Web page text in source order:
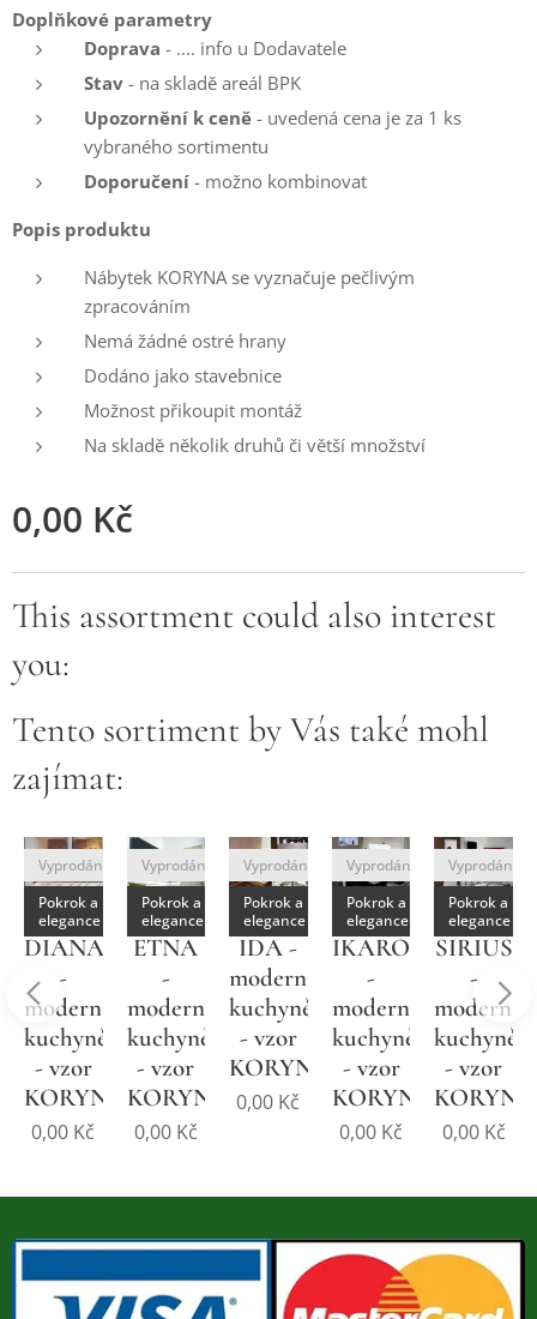
Doplňkové parametry
Doprava - .... info u Dodavatele
Stav - na skladě areál BPK
Upozornění k ceně - uvedená cena je za 1 ks
vybraného sortimentu
Doporučení - možno kombinovat
Popis produktu
Nábytek KORYNA se vyznačuje pečlivým
zpracováním
Nemá žádné ostré hrany
Dodáno jako stavebnice
Možnost přikoupit montáž
Na skladě několik druhů či větší množství
0,00 Kč
This assortment could also interest
you:
Tento sortiment by Vás také mohl
zajímat:
DIANA
-
moderní
kuchyně
- vzor
KORYNA
Vyprodáno
Pokrok a
elegance
0,00 Kč
ETNA
-
moderní
kuchyně
- vzor
KORYNA
Vyprodáno
Pokrok a
elegance
0,00Kč
IDA -
moderní
kuchyně
- vzor
KORYNA
Vyprodáno
Pokrok a
elegance
0,00 Kč
IKAROS
-
moderní
kuchyně
- vzor
KORYNA
Vyprodáno
Pokrok a
elegance
0,00 Kč
SIRIUS
-
moderní
kuchyně
- vzor
KORYNA
Vyprodáno
Pokrok a
elegance
0,00Kč